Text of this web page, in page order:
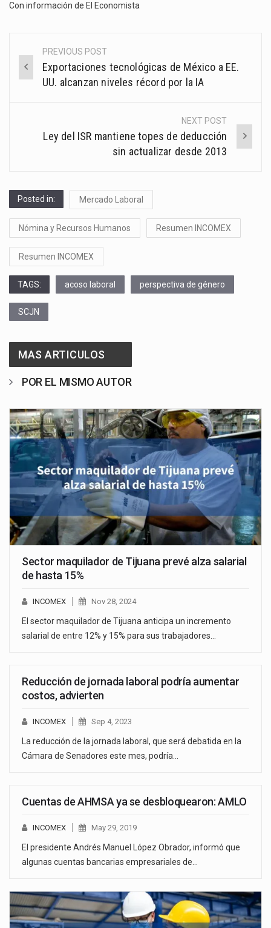
Con información de El Economista
Post
navigation
PREVIOUS POST
Exportaciones tecnológicas de México a EE.
UU. alcanzan niveles récord por la IA
NEXT POST
Ley del ISR mantiene topes de deducción
sin actualizar desde 2013
Posted in: Mercado Laboral
Nómina y Recursos Humanos Resumen INCOMEX
Resumen INCOMEX
TAGS: acoso laboral perspectiva de género
SCJN
MAS ARTICULOS
POR EL MISMO AUTOR
Sector maquilador de Tijuana prevé alza salarial
de hasta 15%
INCOMEX Nov 28, 2024
El sector maquilador de Tijuana anticipa un incremento
salarial de entre 12% y 15% para sus trabajadores…
Reducción de jornada laboral podría aumentar
costos, advierten
INCOMEX Sep 4, 2023
La reducción de la jornada laboral, que será debatida en la
Cámara de Senadores este mes, podría…
Cuentas de AHMSA ya se desbloquearon: AMLO
INCOMEX May 29, 2019
El presidente Andrés Manuel López Obrador, informó que
algunas cuentas bancarias empresariales de…